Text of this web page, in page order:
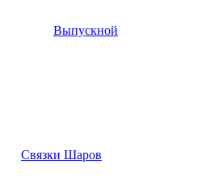
Выпускной
Связки Шаров